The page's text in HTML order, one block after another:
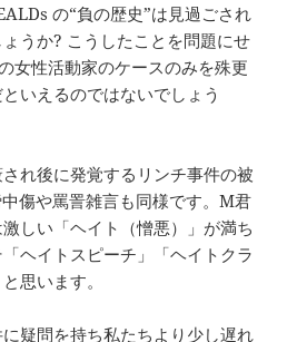
の“負の歴史”は見過ごされ
うか? こうしたことを問題にせ
女性活動家のケースのみを殊更
いえるのではないでしょう
れ後に発覚するリンチ事件の被
傷や罵詈雑言も同様です。М君
しい「ヘイト（憎悪）」が満ち
ヘイトスピーチ」「ヘイトクラ
思います。
疑問を持ち私たちより少し遅れ